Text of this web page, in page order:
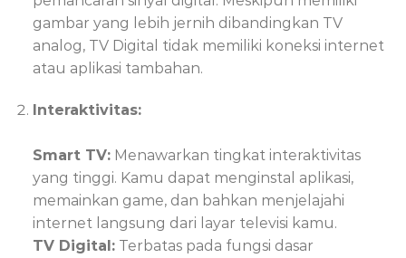
gambar yang lebih jernih dibandingkan TV
analog, TV Digital tidak memiliki koneksi internet
atau aplikasi tambahan.
Interaktivitas:
Smart TV:Menawarkan tingkat interaktivitas
yang tinggi. Kamu dapat menginstal aplikasi,
memainkan game, dan bahkan menjelajahi
internet langsung dari layar televisi kamu.
TV Digital:Terbatas pada fungsi dasar